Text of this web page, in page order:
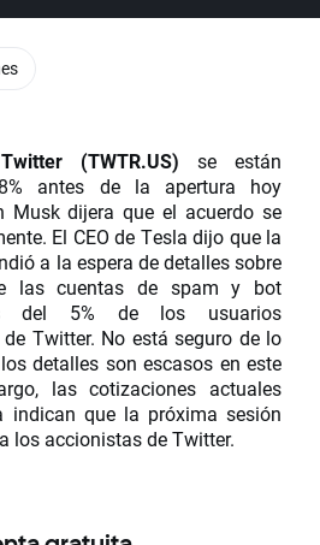
Twitter (TWTR.US) se están
antes de la apertura hoy
Musk dijera que el acuerdo se
El CEO de Tesla dijo que la
a la espera de detalles sobre
las cuentas de spam y bot
del 5% de los usuarios
Twitter. No está seguro de lo
detalles son escasos en este
las cotizaciones actuales
indican que la próxima sesión
los accionistas de Twitter.